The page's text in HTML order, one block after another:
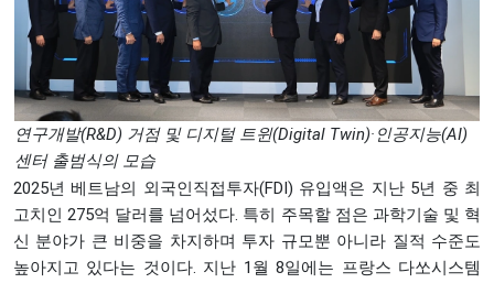
연구개발(R&D) 거점 및 디지털 트윈(Digital Twin)·인공지능(AI)
센터 출범식의 모습
2025년 베트남의 외국인직접투자(FDI) 유입액은 지난 5년 중 최
고치인 275억 달러를 넘어섰다. 특히 주목할 점은 과학기술 및 혁
신 분야가 큰 비중을 차지하며 투자 규모뿐 아니라 질적 수준도
높아지고 있다는 것이다. 지난 1월 8일에는 프랑스 다쏘시스템